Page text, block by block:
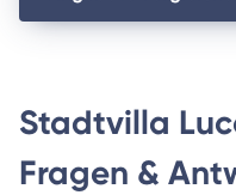
Stadtvilla
Fragen &